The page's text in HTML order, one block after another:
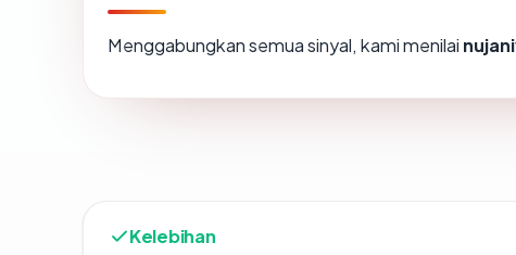
Menggabungkan semua sinyal, kami menilai
Kelebihan